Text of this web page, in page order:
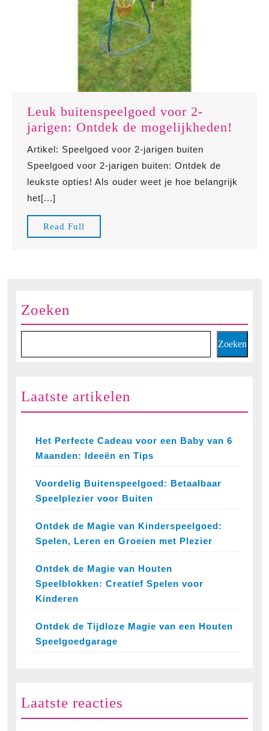
Leuk buitenspeelgoed voor 2-
jarigen: Ontdek de mogelijkheden!
Artikel: Speelgoed voor 2-jarigen buiten
Speelgoed voor 2-jarigen buiten: Ontdek de
leukste opties! Als ouder weet je hoe belangrijk
het[...]
Read Full
Full
Zoeken
Zoeken
Laatste artikelen
Het Perfecte Cadeau voor een Baby van 6
Maanden: Ideeën en Tips
Voordelig Buitenspeelgoed: Betaalbaar
Speelplezier voor Buiten
Ontdek de Magie van Kinderspeelgoed:
Spelen, Leren en Groeien met Plezier
Ontdek de Magie van Houten
Speelblokken: Creatief Spelen voor
Kinderen
Ontdek de Tijdloze Magie van een Houten
Speelgoedgarage
Laatste reacties